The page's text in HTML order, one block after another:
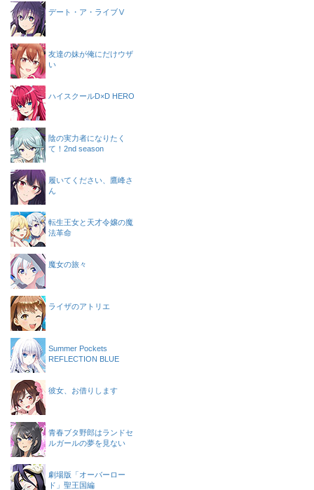
デート・ア・ライブⅤ
友達の妹が俺にだけウザ
い
ハイスクールD×D HERO
陰の実力者になりたく
て！2nd season
履いてください、鷹峰さ
ん
転生王女と天才令嬢の魔
法革命
魔女の旅々
ライザのアトリエ
Summer Pockets
REFLECTION BLUE
彼女、お借りします
青春ブタ野郎はランドセ
ルガールの夢を見ない
劇場版「オーバーロー
ド」聖王国編